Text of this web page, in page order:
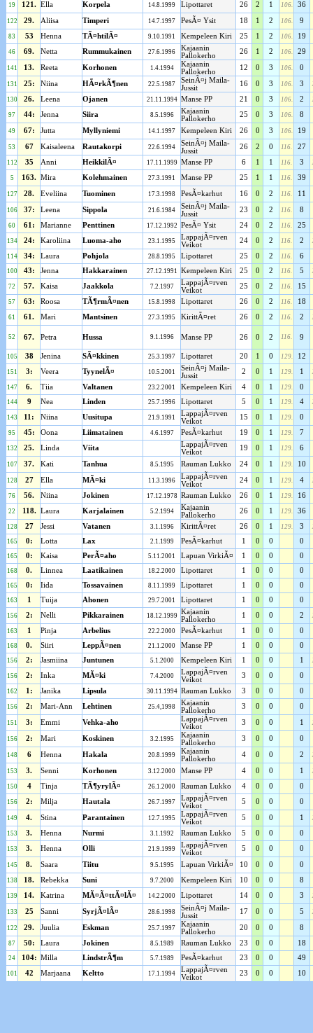
19 121. Ella Korpela 14.8.1999 Lipottaret 26 2 1 106. 36
122 29. Aliisa Timperi 14.7.1997 PesÃ¤ Ysit 18 1 2 106. 9
83 53 Henna TÃ¤htilÃ¤ 9.10.1991 Kempeleen Kiri 25 1 2 106. 19
46 69. Netta Rummukainen 27.6.1996
Kajaanin
Pallokerho
26 1 2 106. 29
141 13. Reeta Korhonen 1.4.1994
Kajaanin
Pallokerho
12 0 3 106. 0
131 25: Niina HÃ¤rkÃ¶nen 22.5.1987
SeinÃ¤j Maila-
Jussit
16 0 3 106. 3
130 26. Leena Ojanen 21.11.1994 Manse PP 21 0 3 106. 2
97 44: Jenna Siira 8.5.1996
Kajaanin
Pallokerho
25 0 3 106. 8
49 67: Jutta Myllyniemi 14.1.1997 Kempeleen Kiri 26 0 3 106. 19
53 67 Kaisaleena Rautakorpi 22.6.1994
SeinÃ¤j Maila-
Jussit
26 2 0 116. 27
112 35 Anni HeikkilÃ¤ 17.11.1999 Manse PP 6 1 1 116. 3
5 163. Mira Kolehmainen 27.3.1991 Manse PP 25 1 1 116. 39
127 28. Eveliina Tuominen 17.3.1998 PesÃ¤karhut 16 0 2 116. 11
106 37: Leena Sippola 21.6.1984
SeinÃ¤j Maila-
Jussit
23 0 2 116. 8
60 61: Marianne Penttinen 17.12.1992 PesÃ¤ Ysit 24 0 2 116. 25
134 24: Karoliina Luoma-aho 23.1.1995
LappajÃ¤rven
Veikot
24 0 2 116. 2
114 34: Laura Pohjola 28.8.1995 Lipottaret 25 0 2 116. 6
100 43: Jenna Hakkarainen 27.12.1991 Kempeleen Kiri 25 0 2 116. 5
72 57. Kaisa Jaakkola 7.2.1997
LappajÃ¤rven
Veikot
25 0 2 116. 15
57 63: Roosa TÃ¶rmÃ¤nen 15.8.1998 Lipottaret 26 0 2 116. 18
61 61. Mari Mantsinen 27.3.1995 KirittÃ¤ret 26 0 2 116. 2
52 67. Petra Hussa 9.1.1996 Manse PP 26 0 2 116. 9
105 38 Jenina SÃ¤kkinen 25.3.1997 Lipottaret 20 1 0 129. 12
151 3: Veera TyynelÃ¤ 10.5.2001
SeinÃ¤j Maila-
Jussit
2 0 1 129. 1
147 6. Tiia Valtanen 23.2.2001 Kempeleen Kiri 4 0 1 129. 0
144 9 Nea Linden 25.7.1996 Lipottaret 5 0 1 129. 4
143 11: Niina Uusitupa 21.9.1991
LappajÃ¤rven
Veikot
15 0 1 129. 0
95 45: Oona Liimatainen 4.6.1997 PesÃ¤karhut 19 0 1 129. 7
132 25. Linda Viita
LappajÃ¤rven
Veikot
19 0 1 129. 6
107 37. Kati Tanhua 8.5.1995 Rauman Lukko 24 0 1 129. 10
128 27 Ella MÃ¤ki 11.3.1996
LappajÃ¤rven
Veikot
24 0 1 129. 4
76 56. Niina Jokinen 17.12.1978 Rauman Lukko 26 0 1 129. 16
22 118. Laura Karjalainen 5.2.1994
Kajaanin
Pallokerho
26 0 1 129. 36
128 27 Jessi Vatanen 3.1.1996 KirittÃ¤ret 26 0 1 129. 3
165 0: Lotta Lax 2.1.1999 PesÃ¤karhut 1 0 0 0
165 0: Kaisa PerÃ¤aho 5.11.2001 Lapuan VirkiÃ¤ 1 0 0 0
168 0. Linnea Laatikainen 18.2.2000 Lipottaret 1 0 0 0
165 0: Iida Tossavainen 8.11.1999 Lipottaret 1 0 0 0
163 1 Tuija Ahonen 29.7.2001 Lipottaret 1 0 0 0
156 2: Nelli Pikkarainen 18.12.1999 Kajaanin
Pallokerho
1 0 0 2
163 1 Pinja Arbelius 22.2.2000 PesÃ¤karhut 1 0 0 0
168 0. Siiri LeppÃ¤nen 21.1.2000 Manse PP 1 0 0 0
156 2: Jasmiina Juntunen 5.1.2000 Kempeleen Kiri 1 0 0 1
156 2: Inka MÃ¤ki 7.4.2000
LappajÃ¤rven
Veikot
3 0 0 0
162 1: Janika Lipsula 30.11.1994 Rauman Lukko 3 0 0 0
156 2: Mari-Ann Lehtinen 25.4,1998
Kajaanin
Pallokerho
3 0 0 0
151 3: Emmi Vehka-aho
LappajÃ¤rven
Veikot
3 0 0 1
156 2: Mari Koskinen 3.2.1995
Kajaanin
Pallokerho
3 0 0 0
148 6 Henna Hakala 20.8.1999
Kajaanin
Pallokerho
4 0 0 2
153 3. Senni Korhonen 3.12.2000 Manse PP 4 0 0 1
150 4 Tinja TÃ¶yrylÃ¤ 26.1.2000 Rauman Lukko 4 0 0 0
156 2: Milja Hautala 26.7.1997
LappajÃ¤rven
Veikot
5 0 0 0
149 4. Stina Parantainen 12.7.1995
LappajÃ¤rven
Veikot
5 0 0 1
153 3. Henna Nurmi 3.1.1992 Rauman Lukko 5 0 0 0
153 3. Henna Olli 21.9.1999
LappajÃ¤rven
Veikot
5 0 0 0
145 8. Saara Tiitu 9.5.1995 Lapuan VirkiÃ¤ 10 0 0 0
138 18. Rebekka Suni 9.7.2000 Kempeleen Kiri 10 0 0 8
139 14. Katrina MÃ¤Ã¤ttÃ¤lÃ¤ 14.2.2000 Lipottaret 14 0 0 3
133 25 Sanni SyrjÃ¤lÃ¤ 28.6.1998
SeinÃ¤j Maila-
Jussit
17 0 0 5
122 29. Juulia Eskman 25.7.1997
Kajaanin
Pallokerho
20 0 0 8
87 50: Laura Jokinen 8.5.1989 Rauman Lukko 23 0 0 18
24 104: Milla LindstrÃ¶m 5.7.1989 PesÃ¤karhut 23 0 0 49
101 42 Marjaana Keltto 17.1.1994
LappajÃ¤rven
Veikot
23 0 0 10